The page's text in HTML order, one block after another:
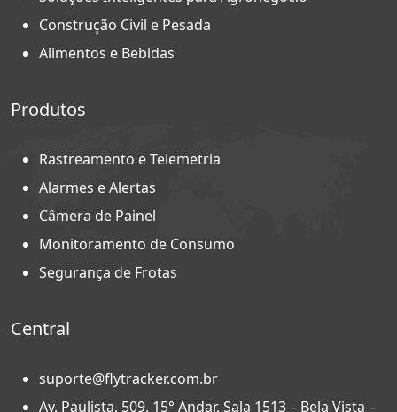
Construção Civil e Pesada
Alimentos e Bebidas
Produtos
Rastreamento e Telemetria
Alarmes e Alertas
Câmera de Painel
Monitoramento de Consumo
Segurança de Frotas
Central
suporte@flytracker.com.br
Av. Paulista, 509, 15° Andar, Sala 1513 – Bela Vista –